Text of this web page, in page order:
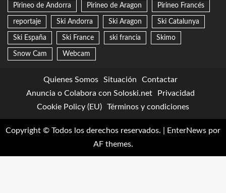
Pirineo de Andorra Pirineo de Aragon Pirineo Francés
reportaje Ski Andorra Ski Aragon Ski Catalunya
Ski España Ski France ski francia Skimo
Snow Cam Webcam
Quienes Somos Situación
Contactar
Anuncia o Colabora con Soloski.net
Privacidad
Cookie Policy (EU)
Términos y condiciones
Copyright © Todos los derechos reservados. EnterNews por
AF themes.